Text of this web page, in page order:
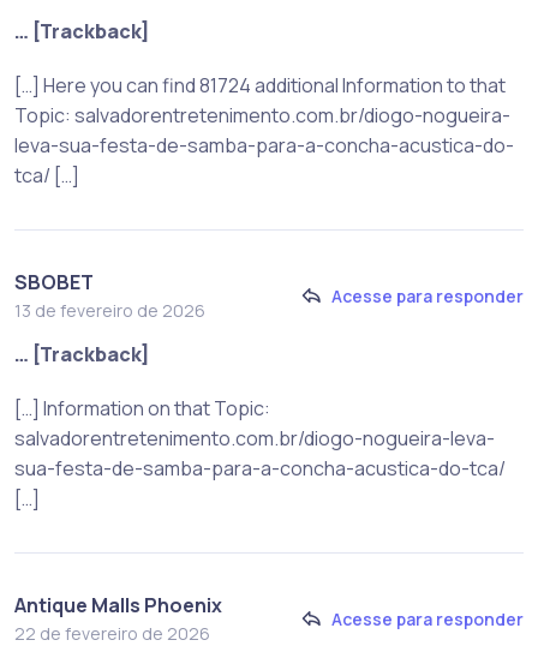
… [Trackback]
[…] Here you can find 81724 additional Information to that
Topic: salvadorentretenimento.com.br/diogo-nogueira-
leva-sua-festa-de-samba-para-a-concha-acustica-do-
tca/ […]
SBOBET
13 de fevereiro de 2026
Acesse para responder
… [Trackback]
[…] Information on that Topic:
salvadorentretenimento.com.br/diogo-nogueira-leva-
sua-festa-de-samba-para-a-concha-acustica-do-tca/
[…]
Antique Malls Phoenix
22 de fevereiro de 2026
Acesse para responder